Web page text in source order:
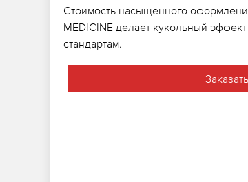
Стоимость насыщенного
MEDICINE делает кукольный
стандартам.